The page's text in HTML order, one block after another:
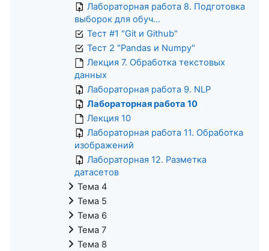
Лабораторная работа 8. Подготовка
выборок для обуч...
Тест #1 "Git и Github"
Тест 2 "Pandas и Numpy"
Лекция 7. Обработка текстовых
данных
Лабораторная работа 9. NLP
Лабораторная работа 10
Лекция 10
Лабораторная работа 11. Обработка
изображений
Лабораторная 12. Разметка
датасетов
Тема 4
Тема 5
Тема 6
Тема 7
Тема 8